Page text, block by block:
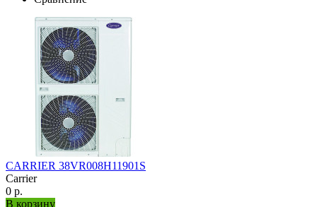
CARRIER 38VR008H11901S
Carrier
0 р.
В корзину